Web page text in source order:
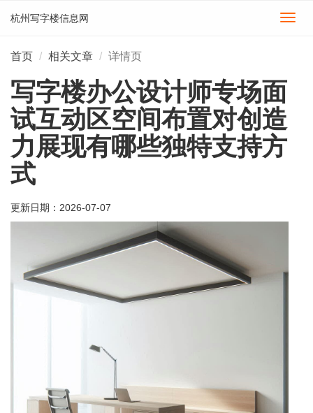
切
杭州写字楼信息网
首页 相关文章 详情页
写字楼办公设计师专场面
试互动区空间布置对创造
力展现有哪些独特支持方
式
更新日期： 2026-07-07